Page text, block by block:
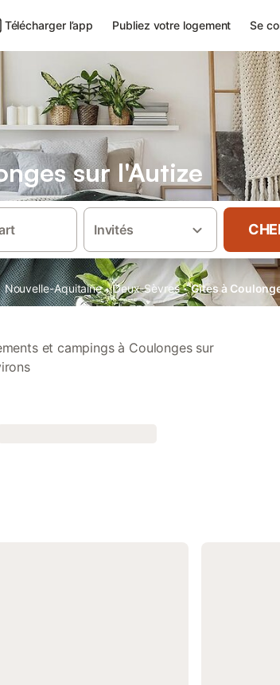
Télécharger l’app Publiez votre logement Se
sur l'Autize
Invités
Nouvelle-Aquitaine · Deux-Sèvres · Gîtes à
et campings à Coulonges sur